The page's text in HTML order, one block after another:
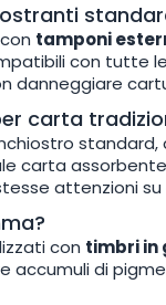
con tamponi
con tutte
danneggiare
carta
standard,
carta
attenzioni
con timbri in
accumuli di